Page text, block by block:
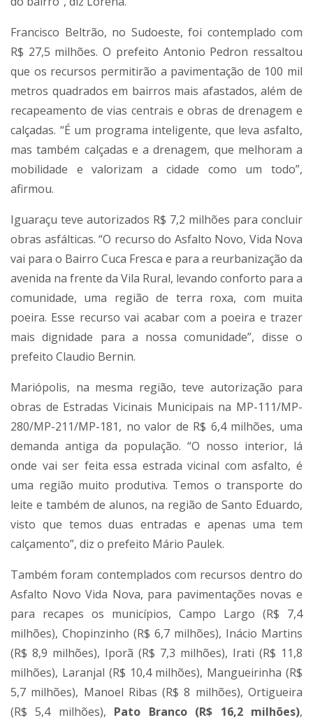
Francisco Beltrão, no Sudoeste, foi contemplado com
R$ 27,5 milhões. O prefeito Antonio Pedron ressaltou
que os recursos permitirão a pavimentação de 100 mil
metros quadrados em bairros mais afastados, além de
recapeamento de vias centrais e obras de drenagem e
calçadas. “É um programa inteligente, que leva asfalto,
mas também calçadas e a drenagem, que melhoram a
mobilidade e valorizam a cidade como um todo”,
afirmou.
Iguaraçu teve autorizados R$ 7,2 milhões para concluir
obras asfálticas. “O recurso do Asfalto Novo, Vida Nova
vai para o Bairro Cuca Fresca e para a reurbanização da
avenida na frente da Vila Rural, levando conforto para a
comunidade, uma região de terra roxa, com muita
poeira. Esse recurso vai acabar com a poeira e trazer
mais dignidade para a nossa comunidade”, disse o
prefeito Claudio Bernin.
Mariópolis, na mesma região, teve autorização para
obras de Estradas Vicinais Municipais na MP-111/MP-
280/MP-211/MP-181, no valor de R$ 6,4 milhões, uma
demanda antiga da população. “O nosso interior, lá
onde vai ser feita essa estrada vicinal com asfalto, é
uma região muito produtiva. Temos o transporte do
leite e também de alunos, na região de Santo Eduardo,
visto que temos duas entradas e apenas uma tem
calçamento”, diz o prefeito Mário Paulek.
Também foram contemplados com recursos dentro do
Asfalto Novo Vida Nova, para pavimentações novas e
para recapes os municípios, Campo Largo (R$ 7,4
milhões), Chopinzinho (R$ 6,7 milhões), Inácio Martins
(R$ 8,9 milhões), Iporã (R$ 7,3 milhões), Irati (R$ 11,8
milhões), Laranjal (R$ 10,4 milhões), Mangueirinha (R$
5,7 milhões), Manoel Ribas (R$ 8 milhões), Ortigueira
(R$ 5,4 milhões), Pato Branco (R$ 16,2 milhões),